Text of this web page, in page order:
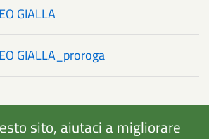
GIALLA
GIALLA_proroga
sito, aiutaci a migliorare